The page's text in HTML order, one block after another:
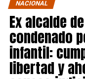
NACIONAL
Ex alcalde
condenado
infantil:
libertad y